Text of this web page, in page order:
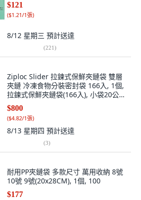
$121
($1.21/1張)
8/12 星期三 預計送達
(221)
Ziploc Slider 拉鍊式保鮮夾鏈袋 雙層
夾鏈 冷凍食物分裝密封袋 166入, 1個,
拉鍊式保鮮夾鏈袋(166入), 小袋20公分
X 14.9公分 X 4.7公分，大袋26.8公分
X 24.1公分 X 6.6公分, 166
$800
($4.82/1張)
8/13 星期四 預計送達
(3)
耐用PP夾鏈袋 多款尺寸 萬用收納 8號
10號 9號(20x28CM), 1個, 100
$177